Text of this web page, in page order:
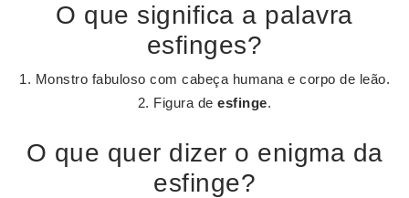
O que significa a palavra
esfinges?
1. Monstro fabuloso com cabeça humana e corpo de leão.
2. Figura deesfinge.
O que quer dizer o enigma da
esfinge?